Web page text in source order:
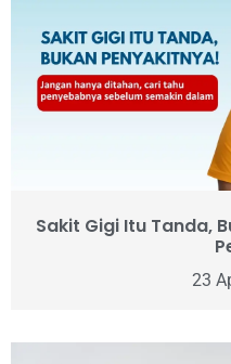
Sakit Gigi Itu Tanda,
23